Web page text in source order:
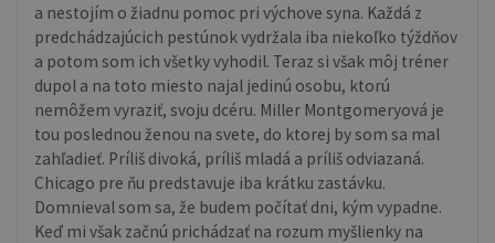
a nestojím o žiadnu pomoc pri výchove syna. Každá z
predchádzajúcich pestúnok vydržala iba niekoľko týždňov
a potom som ich všetky vyhodil. Teraz si však môj tréner
dupol a na toto miesto najal jedinú osobu, ktorú
nemôžem vyraziť, svoju dcéru. Miller Montgomeryová je
tou poslednou ženou na svete, do ktorej by som sa mal
zahľadieť. Príliš divoká, príliš mladá a príliš odviazaná.
Chicago pre ňu predstavuje iba krátku zastávku.
Domnieval som sa, že budem počítať dni, kým vypadne.
Keď mi však začnú prichádzať na rozum myšlienky na